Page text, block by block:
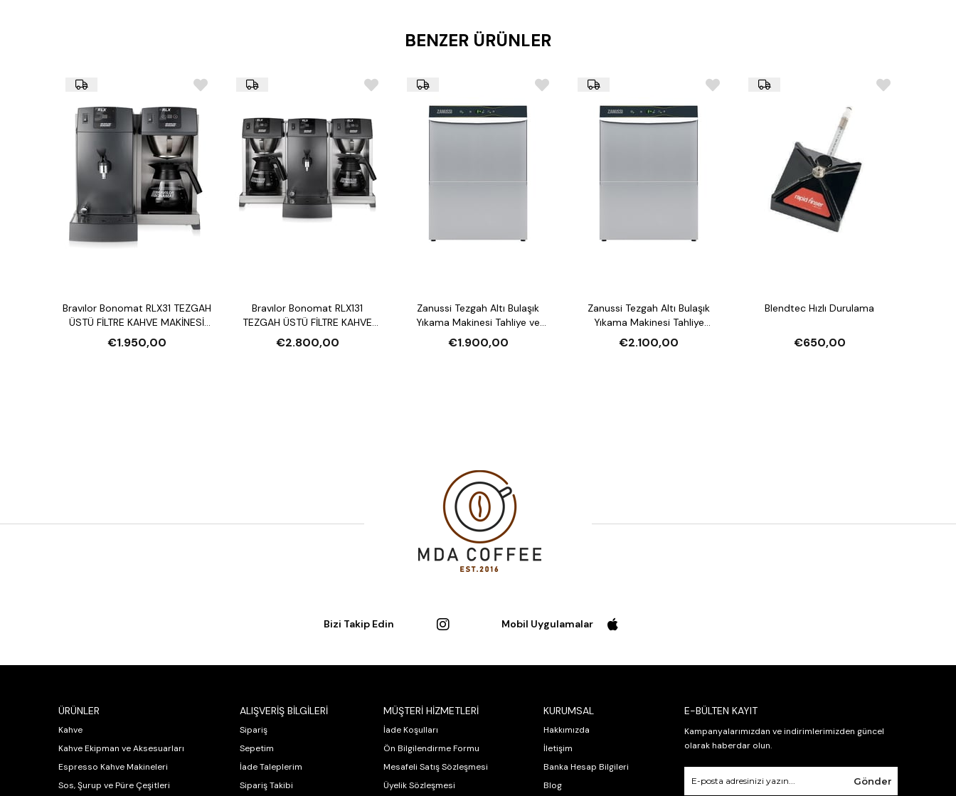
BENZER ÜRÜNLER
Bravılor Bonomat RLX31 TEZGAH
ÜSTÜ FİLTRE KAHVE MAKİNESİ
VE SU ISITICI
€1.950,00
Bravılor Bonomat RLX131
TEZGAH ÜSTÜ FİLTRE KAHVE
MAKİNESİ VE SU ISITICI
€2.800,00
Zanussi Tezgah Altı Bulaşık
Yıkama Makinesi Tahliye ve
Parlatıcı Pompalı
€1.900,00
Zanussi Tezgah Altı Bulaşık
Yıkama Makinesi Tahliye
Deterjan ve Parlatıcı Pompalı ve
Deterjan Pompalı
€2.100,00
Blendtec Hızlı Durulama
€650,00
Bizi Takip Edin Mobil Uygulamalar
ÜRÜNLER
Kahve
Kahve Ekipman ve Aksesuarları
Espresso Kahve Makineleri
Sos, Şurup ve Püre Çeşitleri
ALIŞVERİŞ BİLGİLERİ
Sipariş
Sepetim
İade Taleplerim
Sipariş Takibi
MÜŞTERİ HİZMETLERİ
İade Koşulları
Ön Bilgilendirme Formu
Mesafeli Satış Sözleşmesi
Üyelik Sözleşmesi
KURUMSAL
Hakkımızda
İletişim
Banka Hesap Bilgileri
Blog
E-BÜLTEN KAYIT
Kampanyalarımızdan ve indirimlerimizden güncel
olarak haberdar olun.
Gönder